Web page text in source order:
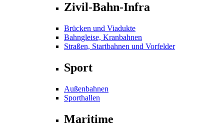
Zivil-Bahn-Infra
Brücken und Viadukte
Bahngleise, Kranbahnen
Straßen, Startbahnen und Vorfelder
Sport
Außenbahnen
Sporthallen
Maritime